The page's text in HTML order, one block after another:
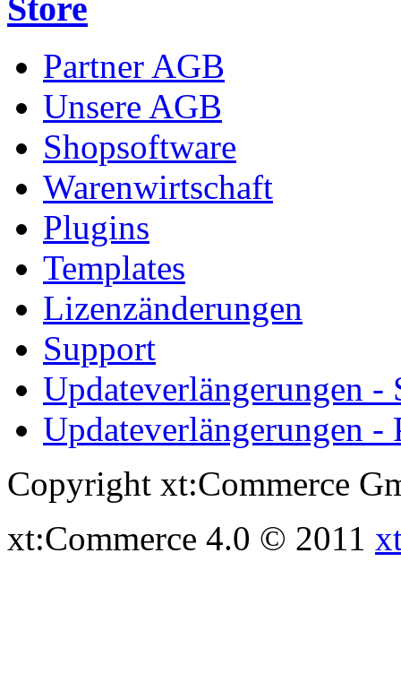
Store
Partner AGB
Unsere AGB
Shopsoftware
Warenwirtschaft
Plugins
Templates
Lizenzänderungen
Support
Updateverlängerungen -
Updateverlängerungen -
Copyright xt:Commerce
xt:Commerce 4.0 © 2011